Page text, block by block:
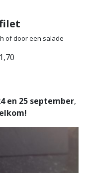
of door een salade
en 25 september,